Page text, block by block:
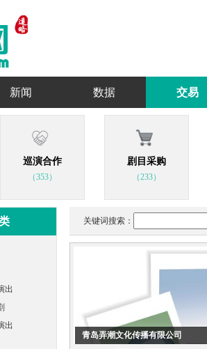
新闻 数据 交易
巡演合作
（353）
剧目采购
（233）
出
出
关键词搜索：
青岛弄潮文化传播有限公司